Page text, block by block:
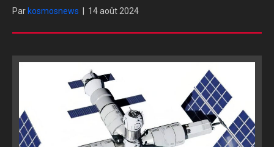
Par kosmosnews 14 août 2024